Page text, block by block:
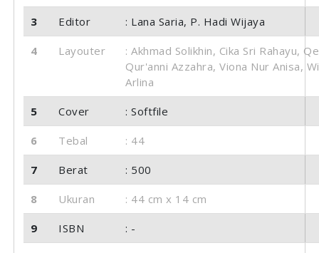
3 Editor : Lana Saria, P. Hadi Wijaya
4 Layouter
: Akhmad Solikhin, Cika Sri Rahayu,
Qur'anni Azzahra, Viona Nur Anisa,
Arlina
5 Cover : Softfile
6 Tebal : 44
7 Berat : 500
8 Ukuran : 44 cm x 14 cm
9 ISBN : -